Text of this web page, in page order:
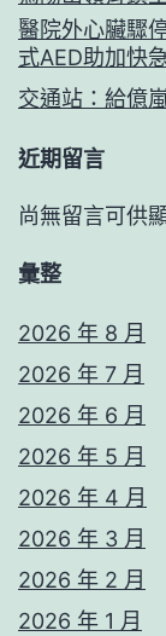
醫院外心臟驟
式AED助加快
交通站：給億
近期留言
尚無留言可供
彙整
2026 年 8 月
2026 年 7 月
2026 年 6 月
2026 年 5 月
2026 年 4 月
2026 年 3 月
2026 年 2 月
2026 年 1 月